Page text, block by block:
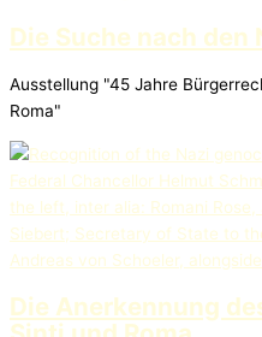
Die Suche nach den
Ausstellung "45 Jahre
Roma"
Die Anerkennung